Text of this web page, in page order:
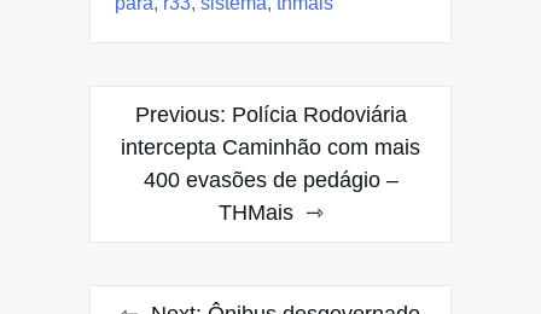
Post
navigation
Previous: Polícia Rodoviária
intercepta Caminhão com mais
400 evasões de pedágio –
THMais